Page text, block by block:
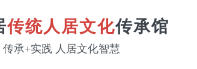
传统人居文化传承馆
传承+实践 人居文化智慧